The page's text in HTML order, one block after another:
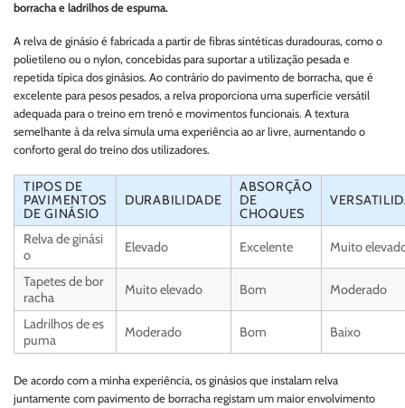
borracha e ladrilhos de espuma.
A relva de ginásio é fabricada a partir de fibras sintéticas duradouras, como o
polietileno ou o nylon, concebidas para suportar a utilização pesada e
repetida típica dos ginásios. Ao contrário do pavimento de borracha, que é
excelente para pesos pesados, a relva proporciona uma superfície versátil
adequada para o treino em trenó e movimentos funcionais. A textura
semelhante à da relva simula uma experiência ao ar livre, aumentando o
conforto geral do treino dos utilizadores.
TIPOS DE
PAVIMENTOS
DE GINÁSIO
DURABILIDADE
ABSORÇÃO
DE
CHOQUES
Relva de ginási
o
Elevado Excelente Muito
Tapetes de bor
racha
Muito elevado Bom Moderado
Ladrilhos de es
puma
Moderado Bom Baixo
De acordo com a minha experiência, os ginásios que instalam relva
juntamente com pavimento de borracha registam um maior envolvimento